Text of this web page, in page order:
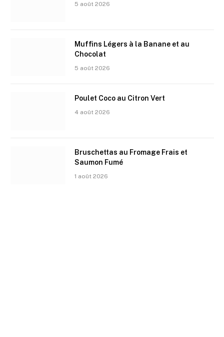
5 août 2026
Muffins Légers à la Banane et au
Chocolat
5 août 2026
Poulet Coco au Citron Vert
4 août 2026
Bruschettas au Fromage Frais et
Saumon Fumé
1 août 2026